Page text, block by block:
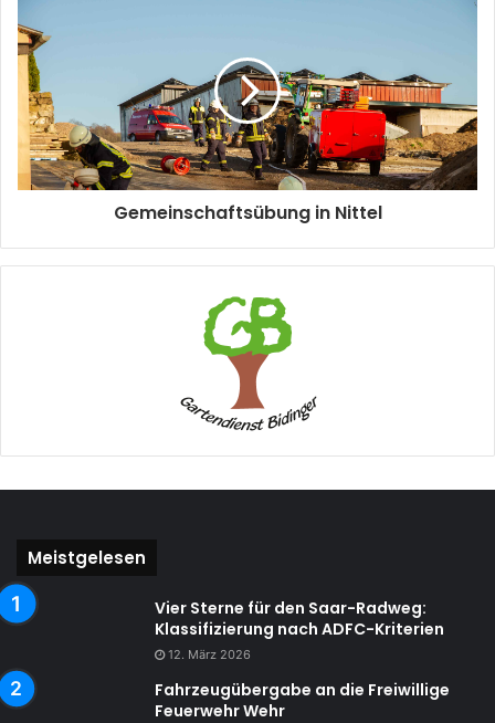
Gemeinschaftsübung in Nittel
Meistgelesen
Vier Sterne für den Saar-Radweg:
Klassifizierung nach ADFC-Kriterien
12. März 2026
Fahrzeugübergabe an die Freiwillige
Feuerwehr Wehr